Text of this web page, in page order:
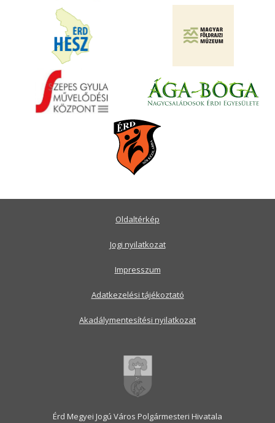
Érd Megyei Jogú Város Polgármesteri Hivatala
Oldaltérkép
Jogi nyilatkozat
Impresszum
Adatkezelési tájékoztató
Akadálymentesítési nyilatkozat